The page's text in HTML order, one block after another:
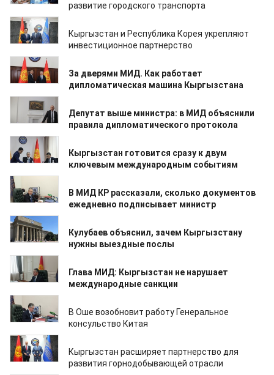
развитие городского транспорта
16.07.2026
Кыргызстан и Республика Корея укрепляют
инвестиционное партнерство
15.07.2026
За дверями МИД. Как работает
дипломатическая машина Кыргызстана
15.07.2026
Депутат выше министра: в МИД объяснили
правила дипломатического протокола
15.07.2026
Кыргызстан готовится сразу к двум
ключевым международным событиям
14.07.2026
В МИД КР рассказали, сколько документов
ежедневно подписывает министр
13.07.2026
Кулубаев объяснил, зачем Кыргызстану
нужны выездные послы
13.07.2026
Глава МИД: Кыргызстан не нарушает
международные санкции
13.07.2026
В Оше возобновит работу Генеральное
консульство Китая
10.07.2026
Кыргызстан расширяет партнерство для
развития горнодобывающей отрасли